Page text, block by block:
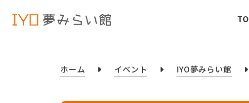
ホーム イベント IYO夢みらい館